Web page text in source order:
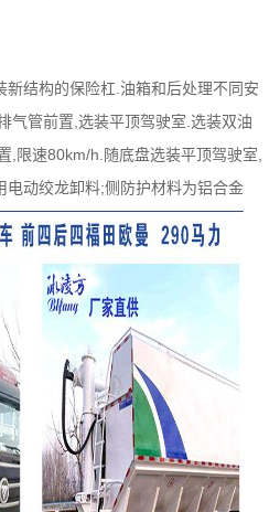
结构的保险杠.油箱和后处理不同安
气管前置,选装平顶驾驶室.选装双油
,限速80km/h.随底盘选装平顶驾驶室,
电动绞龙卸料;侧防护材料为铝合金